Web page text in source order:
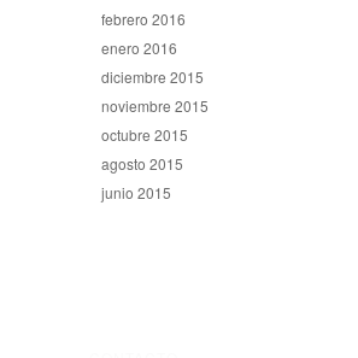
febrero 2016
enero 2016
diciembre 2015
noviembre 2015
octubre 2015
agosto 2015
junio 2015